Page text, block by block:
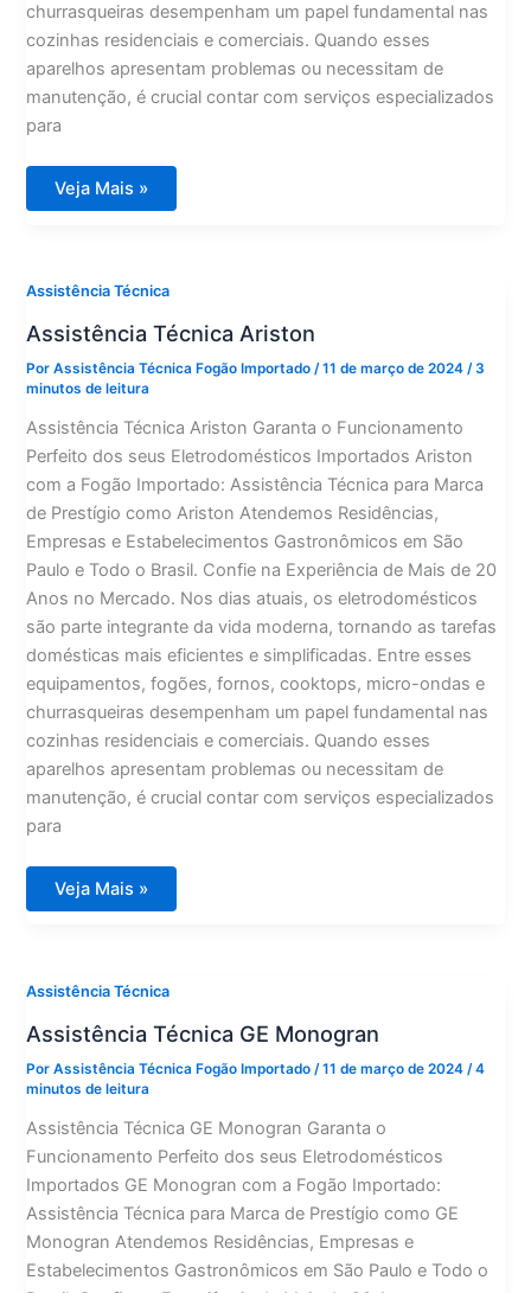
churrasqueiras desempenham um papel fundamental nas
cozinhas residenciais e comerciais. Quando esses
aparelhos apresentam problemas ou necessitam de
manutenção, é crucial contar com serviços especializados
para
Assistência
Técnica
Veja Mais »
Assistência Técnica
Assistência Técnica Ariston
PorAssistência Técnica Fogão Importado/11 de março de 2024/3
minutos de leitura
Assistência Técnica Ariston Garanta o Funcionamento
Perfeito dos seus Eletrodomésticos Importados Ariston
com a Fogão Importado: Assistência Técnica para Marca
de Prestígio como Ariston Atendemos Residências,
Empresas e Estabelecimentos Gastronômicos em São
Paulo e Todo o Brasil. Confie na Experiência de Mais de 20
Anos no Mercado. Nos dias atuais, os eletrodomésticos
são parte integrante da vida moderna, tornando as tarefas
domésticas mais eficientes e simplificadas. Entre esses
equipamentos, fogões, fornos, cooktops, micro-ondas e
churrasqueiras desempenham um papel fundamental nas
cozinhas residenciais e comerciais. Quando esses
aparelhos apresentam problemas ou necessitam de
manutenção, é crucial contar com serviços especializados
para
Assistência
Técnica
Veja Mais »
Assistência Técnica
Assistência Técnica GE Monogran
PorAssistência Técnica Fogão Importado /11 de março de 2024 /4
minutos de leitura
Assistência Técnica GE Monogran Garanta o
Funcionamento Perfeito dos seus Eletrodomésticos
Importados GE Monogran com a Fogão Importado:
Assistência Técnica para Marca de Prestígio como GE
Monogran Atendemos Residências, Empresas e
Estabelecimentos Gastronômicos em São Paulo e Todo o